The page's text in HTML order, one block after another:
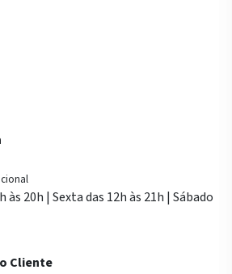
às 20h | Sexta das 12h às 21h | Sábado
Cliente